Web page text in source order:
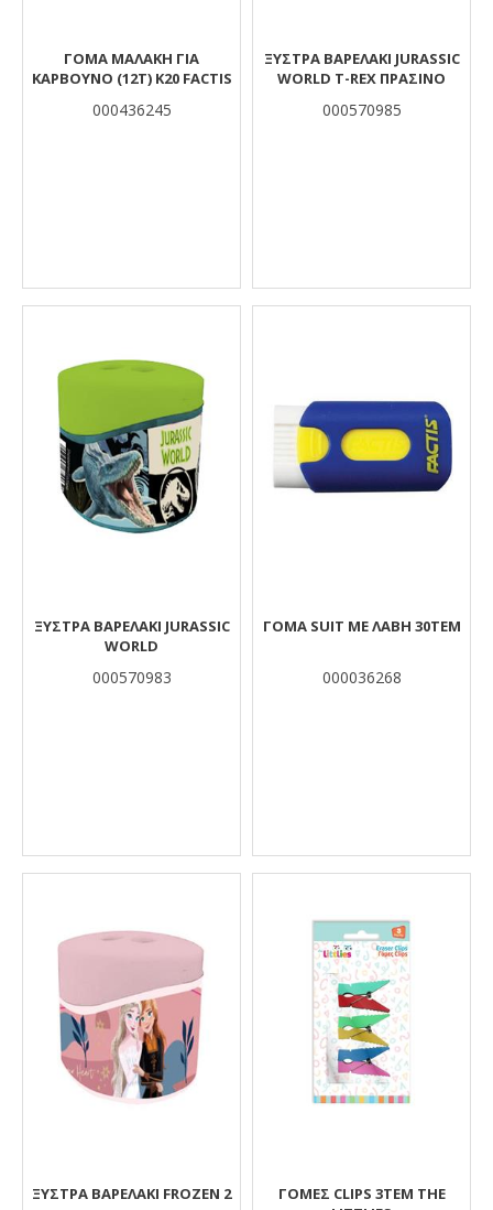
ΓΟΜΑ ΜΑΛΑΚΗ ΓΙΑ
ΚΑΡΒΟΥΝΟ (12Τ) Κ20 FACTIS
000436245
ΞΥΣΤΡΑ ΒΑΡΕΛΑΚΙ JURASSIC
WORLD T-REX ΠΡΑΣΙΝΟ
000570985
ΞΥΣΤΡΑ ΒΑΡΕΛΑΚΙ JURASSIC
WORLD
000570983
ΓΟΜΑ SUIT ΜΕ ΛΑΒΗ 30ΤΕΜ
000036268
ΞΥΣΤΡΑ ΒΑΡΕΛΑΚΙ FROZEN 2
ΓΟΜΕΣ CLIPS 3TEM THE